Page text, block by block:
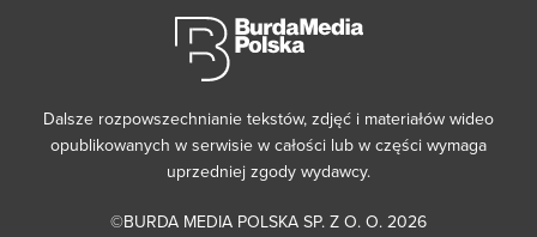
Dalsze rozpowszechnianie tekstów, zdjęć i materiałów wideo
opublikowanych w serwisie w całości lub w części wymaga
uprzedniej zgody wydawcy.
©BURDA MEDIA POLSKA SP. Z O. O. 2026